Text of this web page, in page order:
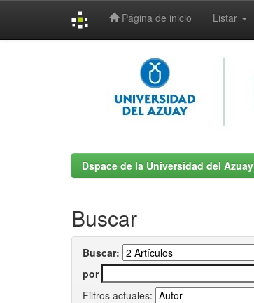
Página de inicio Listar
Dspace de la Universidad del Azuay
Buscar
Buscar:
por
Filtros actuales: